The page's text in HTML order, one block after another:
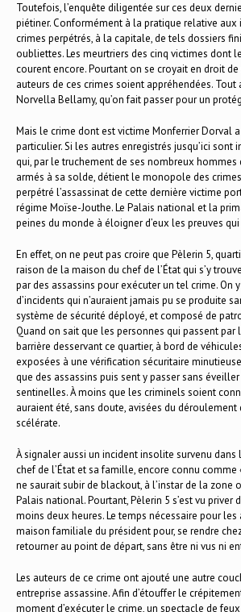
Toutefois, l’enquête diligentée sur ces deux
piétiner. Conformément à la pratique relative aux
crimes perpétrés, à la capitale, de tels dossiers
oubliettes. Les meurtriers des cinq victimes dont
courent encore. Pourtant on se croyait en droit de
auteurs de ces crimes soient appréhendées. Tout
Norvella Bellamy, qu’on fait passer pour un
Mais le crime dont est victime Monferrier Dorval
particulier. Si les autres enregistrés jusqu’ici sont
qui, par le truchement de ses nombreux hommes
armés à sa solde, détient le monopole des
perpétré l’assassinat de cette dernière victime
régime Moïse-Jouthe. Le Palais national et la
peines du monde à éloigner d’eux les preuves
En effet, on ne peut pas croire que Pèlerin 5,
raison de la maison du chef de l’État qui s’y
par des assassins pour exécuter un tel crime. On
d’incidents qui n’auraient jamais pu se produite
système de sécurité déployé, et composé de
Quand on sait que les personnes qui passent par
barrière desservant ce quartier, à bord de
exposées à une vérification sécuritaire
que des assassins puis sent y passer sans
sentinelles. À moins que les criminels soient
auraient été, sans doute, avisées du déroulement
scélérate.
À signaler aussi un incident insolite survenu
chef de l’État et sa famille, encore connu comme
ne saurait subir de blackout, à l’instar de la zone
Palais national. Pourtant, Pèlerin 5 s’est vu priver
moins deux heures. Le temps nécessaire pour
maison familiale du président pour, se rendre
retourner au point de départ, sans être ni vus ni
Les auteurs de ce crime ont ajouté une autre
entreprise assassine. Afin d’étouffer le
moment d’exécuter le crime, un spectacle de